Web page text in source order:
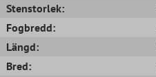
Stenstorlek:
Fogbredd:
Längd:
Bred: